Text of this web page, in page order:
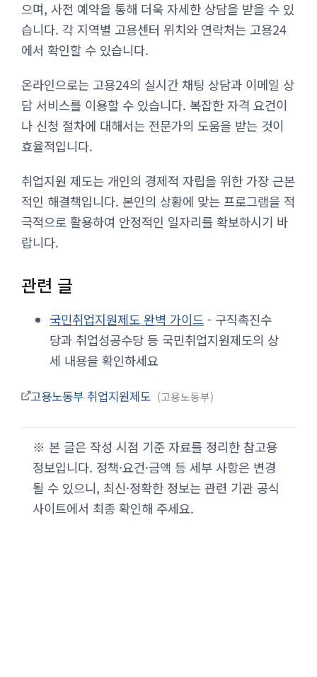
으며, 사전 예약을 통해 더욱 자세한 상담을 받을 수 있
습니다. 각 지역별 고용센터 위치와 연락처는 고용24
에서 확인할 수 있습니다.
온라인으로는 고용24의 실시간 채팅 상담과 이메일 상
담 서비스를 이용할 수 있습니다. 복잡한 자격 요건이
나 신청 절차에 대해서는 전문가의 도움을 받는 것이
효율적입니다.
취업지원 제도는 개인의 경제적 자립을 위한 가장 근본
적인 해결책입니다. 본인의 상황에 맞는 프로그램을 적
극적으로 활용하여 안정적인 일자리를 확보하시기 바
랍니다.
관련 글
국민취업지원제도 완벽 가이드 - 구직촉진수
당과 취업성공수당 등 국민취업지원제도의 상
세 내용을 확인하세요
고용노동부 취업지원제도 고용노동부
※ 본 글은 작성 시점 기준 자료를 정리한 참고용
정보입니다. 정책·요건·금액 등 세부 사항은 변경
될 수 있으니, 최신·정확한 정보는 관련 기관 공식
사이트에서 최종 확인해 주세요.